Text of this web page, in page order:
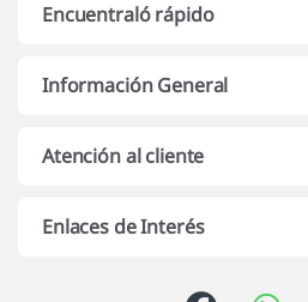
Encuentraló rápido
Información General
Atención al cliente
Enlaces de Interés